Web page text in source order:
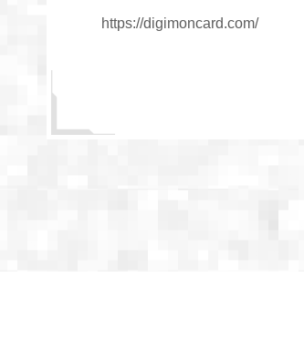
https://digimoncard.com/